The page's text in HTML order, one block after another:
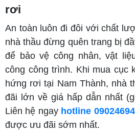
rơi
An toàn luôn đi đôi với chất
nhà thầu đừng quên trang bị
để bảo vệ công nhân, vật
công công trình. Khi mua cục
hứng rơi tại Nam Thành, nhà
đãi lớn về giá hấp dẫn nhất
Liên hệ ngay hotline
được ưu đãi sớm nhất.